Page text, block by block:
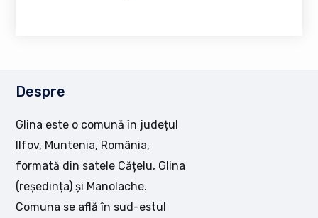
Despre
Glina este o comună în județul
Ilfov, Muntenia, România,
formată din satele Cățelu, Glina
(reședința) și Manolache.
Comuna se află în sud-estul